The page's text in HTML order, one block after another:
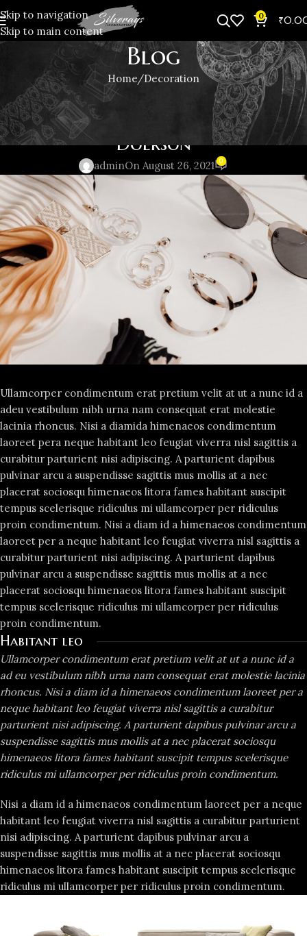
Skip to navigation
Skip to main content
0 ₹
Blog
Home Decoration
New home decor from John
Doerson
adminOn August 26, 2021 0
Ullamcorper condimentum erat pretium velit at ut a nunc id a
adeu vestibulum nibh urna nam consequat erat molestie
lacinia rhoncus. Nisi a diamida himenaeos condimentum
laoreet pera neque habitant leo feugiat viverra nisl sagittis a
curabitur parturient nisi adipiscing. A parturient dapibus
pulvinar arcu a suspendisse sagittis mus mollis at a nec
placerat sociosqu himenaeos litora fames habitant suscipit
tempus scelerisque ridiculus mi ullamcorper per ridiculus
proin condimentum. Nisi a diam id a himenaeos condimentum
laoreet per a neque habitant leo feugiat viverra nisl sagittis a
curabitur parturient nisi adipiscing. A parturient dapibus
pulvinar arcu a suspendisse sagittis mus mollis at a nec
placerat sociosqu himenaeos litora fames habitant suscipit
tempus scelerisque ridiculus mi ullamcorper per ridiculus
proin condimentum.
Habitant leo
Ullamcorper condimentum erat pretium velit at ut a nunc id a
ad eu vestibulum nibh urna nam consequat erat molestie lacinia
rhoncus. Nisi a diam id a himenaeos condimentum laoreet per a
neque habitant leo feugiat viverra nisl sagittis a curabitur
parturient nisi adipiscing. A parturient dapibus pulvinar arcu a
suspendisse sagittis mus mollis at a nec placerat sociosqu
himenaeos litora fames habitant suscipit tempus scelerisque
ridiculus mi ullamcorper per ridiculus proin condimentum.
Nisi a diam id a himenaeos condimentum laoreet per a neque
habitant leo feugiat viverra nisl sagittis a curabitur parturient
nisi adipiscing. A parturient dapibus pulvinar arcu a
suspendisse sagittis mus mollis at a nec placerat sociosqu
himenaeos litora fames habitant suscipit tempus scelerisque
ridiculus mi ullamcorper per ridiculus proin condimentum.